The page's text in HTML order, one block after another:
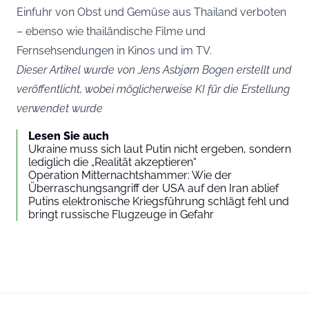
Einfuhr von Obst und Gemüse aus Thailand verboten
– ebenso wie thailändische Filme und
Fernsehsendungen in Kinos und im TV.
Dieser Artikel wurde von Jens Asbjørn Bogen erstellt und
veröffentlicht, wobei möglicherweise KI für die Erstellung
verwendet wurde
Lesen Sie auch
Ukraine muss sich laut Putin nicht ergeben, sondern
lediglich die „Realität akzeptieren“
Operation Mitternachtshammer: Wie der
Überraschungsangriff der USA auf den Iran ablief
Putins elektronische Kriegsführung schlägt fehl und
bringt russische Flugzeuge in Gefahr